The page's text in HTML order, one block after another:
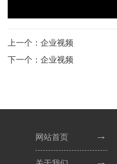
上一个：企业视频
下一个：企业视频
网站首页